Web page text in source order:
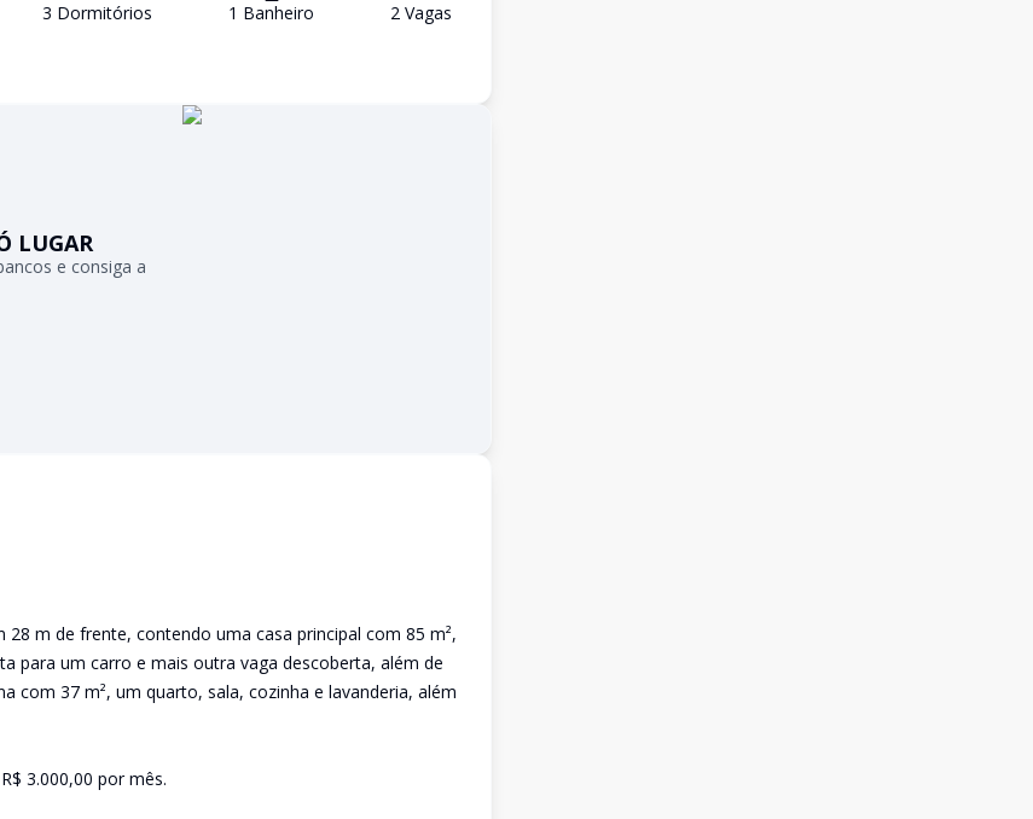
3 Dormitórios 1 Banheiro 2 Vagas
LUGAR
e consiga a
m de frente, contendo uma casa principal com 85 m²,
para um carro e mais outra vaga descoberta, além de
com 37 m², um quarto, sala, cozinha e lavanderia, além
3.000,00 por mês.